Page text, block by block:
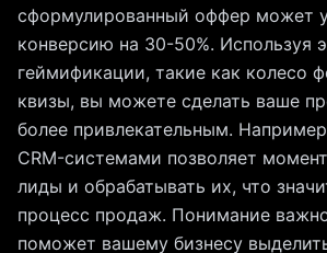
сформулированный оффер может
конверсию на 30-50%. Используя
геймификации, такие как колесо
квизы, вы можете сделать ваше
более привлекательным.
CRM-системами позволяет
лиды и обрабатывать их, что
процесс продаж. Понимание
поможет вашему бизнесу